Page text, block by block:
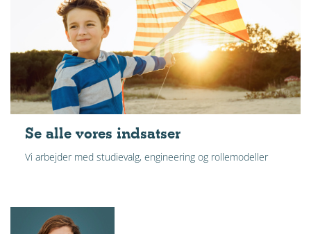
Se alle vores indsatser
Vi arbejder med studievalg, engineering og rollemodeller